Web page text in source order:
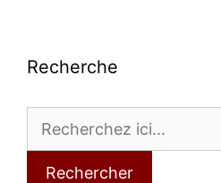
Recherche
Rechercher